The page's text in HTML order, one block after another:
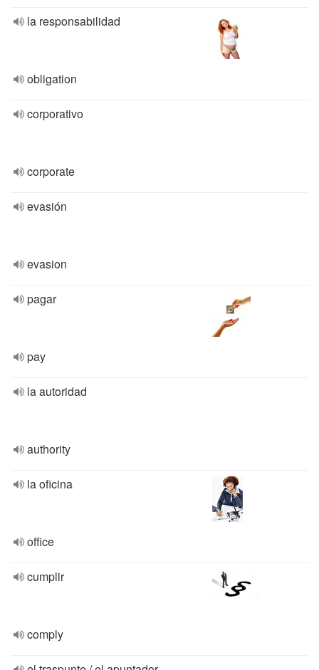
la responsabilidad
obligation
corporativo
corporate
evasión
evasion
pagar
pay
la autoridad
authority
la oficina
office
cumplir
comply